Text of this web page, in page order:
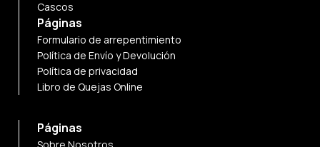
Cascos
Páginas
Formulario de arrepentimiento
Política de Envío y Devolución
Política de privacidad
Libro de Quejas Online
Páginas